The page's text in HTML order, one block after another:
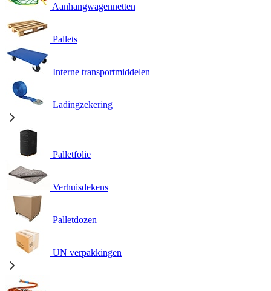
Aanhangwagennetten
Pallets
Interne transportmiddelen
Ladingzekering
Palletfolie
Verhuisdekens
Palletdozen
UN verpakkingen